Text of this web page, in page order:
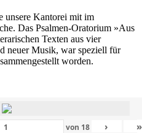
unsere Kantorei mit im
Das Psalmen-Oratorium »Aus
Texten aus vier
neuer Musik, war speziell für
worden.
von 18 › »